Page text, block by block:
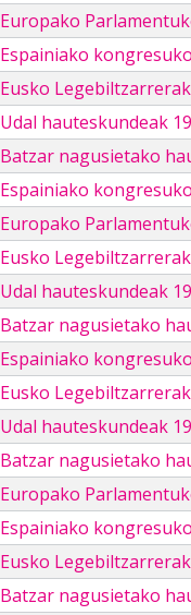
Europako
Espainiako
Eusko
Udal hauteskundeak
Batzar nagusietako
Espainiako
Europako
Eusko
Udal hauteskundeak
Batzar nagusietako
Espainiako
Eusko
Udal hauteskundeak
Batzar nagusietako
Europako
Espainiako
Eusko
Batzar nagusietako